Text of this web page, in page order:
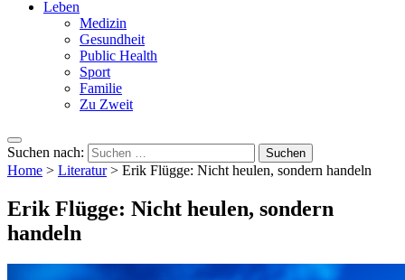
Leben
Medizin
Gesundheit
Public Health
Sport
Familie
Zu Zweit
Suchen nach:
Home > Literatur> Erik Flügge: Nicht heulen, sondern handeln
Erik Flügge: Nicht heulen, sondern
handeln